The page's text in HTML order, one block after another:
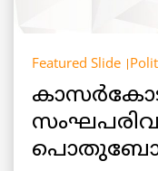
Featured Slide
കാസര്‍കോട്